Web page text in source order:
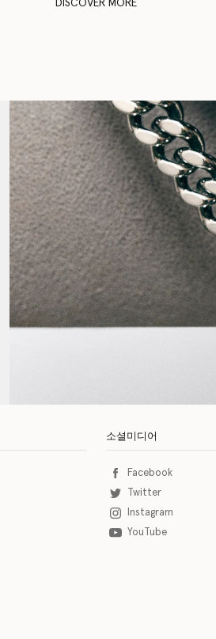
DISCOVER MORE
소셜미디어
Facebook
Twitter
Instagram
YouTube